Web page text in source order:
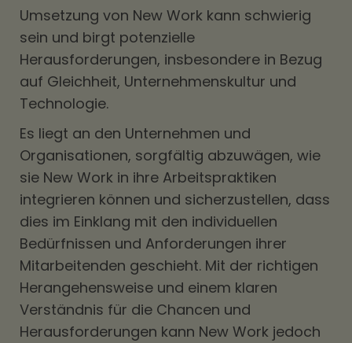
Umsetzung von New Work kann schwierig
sein und birgt potenzielle
Herausforderungen, insbesondere in Bezug
auf Gleichheit, Unternehmenskultur und
Technologie.
Es liegt an den Unternehmen und
Organisationen, sorgfältig abzuwägen, wie
sie New Work in ihre Arbeitspraktiken
integrieren können und sicherzustellen, dass
dies im Einklang mit den individuellen
Bedürfnissen und Anforderungen ihrer
Mitarbeitenden geschieht. Mit der richtigen
Herangehensweise und einem klaren
Verständnis für die Chancen und
Herausforderungen kann New Work jedoch